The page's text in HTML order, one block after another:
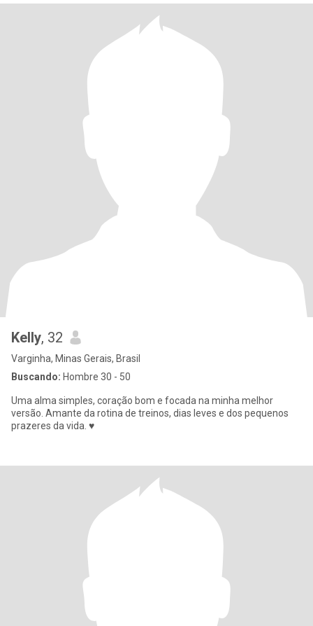
Kelly, 32
Varginha, Minas Gerais, Brasil
Buscando: Hombre 30 - 50
Uma alma simples, coração bom e focada na minha melhor
versão. Amante da rotina de treinos, dias leves e dos pequenos
prazeres da vida. ♥️